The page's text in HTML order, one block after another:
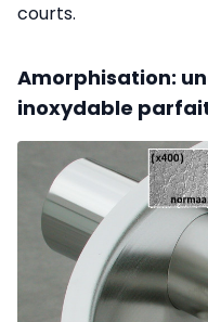
courts.
Amorphisation:
inoxydable